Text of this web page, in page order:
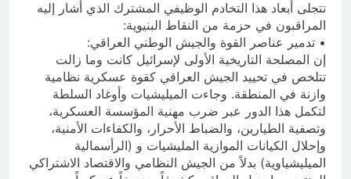
تتجلى أبعاد هذا التخادم الوظيفي المشترك الذي أشار إليه
المراقبون في حزمة من النقاط البنيوية:
• تدمير عناصر القوة والجيش الوطني العراقي:
إن المصلحة التاريخية الأولى لإسرائيل كانت وما زالت
تتلخص في تحييد الجيش العراقي كقوة عسكرية نظامية
وازنة في المنطقة. وجاءت الميليشيات وأوغاد السلطة
لتكمل هذا الدور عبر ضرب مهنية المؤسسة العسكرية،
وتصفية الطيارين، والضباط الأحرار، والكفاءات الأمنية،
وإحلال الكيانات الموازية المليشيات و (الرأسمالية
الميليشياوية) بدلاً من الجيش النظامي والاقتصاد الاشتراكي